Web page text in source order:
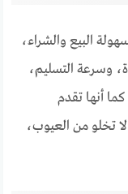
البيع والشراء،
وسرعة التسليم،
كما أنها تقدم
تخلو من العيوب،